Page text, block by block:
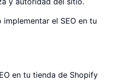
el SEO en tu